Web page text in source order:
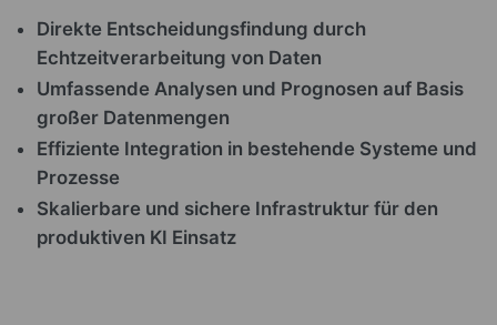
Direkte Entscheidungsfindung durch
Echtzeitverarbeitung von Daten
Umfassende Analysen und Prognosen auf Basis
großer Datenmengen
Effiziente Integration in bestehende Systeme und
Prozesse
Skalierbare und sichere Infrastruktur für den
produktiven KI Einsatz